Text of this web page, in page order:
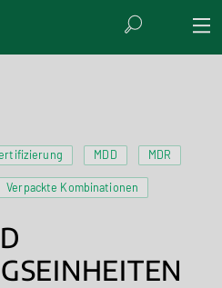
MDD MDR
Verpackte Kombinationen